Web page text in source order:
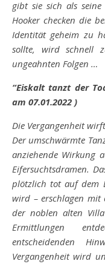
gibt sie sich als
Hooker checken die
Identität geheim zu
sollte, wird schnell
ungeahnten Folgen …
“Eiskalt tanzt der
am 07.01.2022 )
Die Vergangenheit
Der umschwärmte
anziehende Wirkung
Eifersuchtsdramen.
plötzlich tot auf dem
wird – erschlagen mit
der noblen alten
Ermittlungen
entscheidenden
Vergangenheit wird